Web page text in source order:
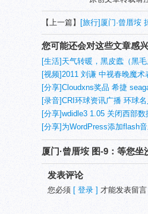
【上一篇】 [旅行]厦门·曾厝垵
您可能还会对这些文章感兴
[生活]天气转暖，黑皮蠹（黑
[视频]2011 刘谦 中视春晚魔
术！
[分享]Cloudxns奖品 希捷
翼4TB 3.5英寸移动硬盘 测试
[录音]CRI环球资讯广播 环球
内容：邓丽君
[分享]wdidle3 1.05 关闭西部数
[分享]为WordPress添加flash
厦门·曾厝垵 图-9：等您坐
发表评论
您必须 [ 登录 ] 才能发表留言